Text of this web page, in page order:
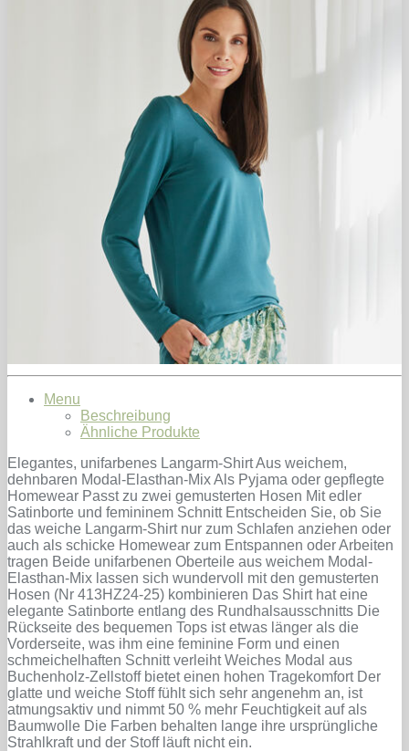
Menu
Beschreibung
Ähnliche Produkte
Elegantes, unifarbenes Langarm-Shirt Aus weichem,
dehnbaren Modal-Elasthan-Mix Als Pyjama oder gepflegte
Homewear Passt zu zwei gemusterten Hosen Mit edler
Satinborte und femininem Schnitt Entscheiden Sie, ob Sie
das weiche Langarm-Shirt nur zum Schlafen anziehen oder
auch als schicke Homewear zum Entspannen oder Arbeiten
tragen Beide unifarbenen Oberteile aus weichem Modal-
Elasthan-Mix lassen sich wundervoll mit den gemusterten
Hosen (Nr 413HZ24-25) kombinieren Das Shirt hat eine
elegante Satinborte entlang des Rundhalsausschnitts Die
Rückseite des bequemen Tops ist etwas länger als die
Vorderseite, was ihm eine feminine Form und einen
schmeichelhaften Schnitt verleiht Weiches Modal aus
Buchenholz-Zellstoff bietet einen hohen Tragekomfort Der
glatte und weiche Stoff fühlt sich sehr angenehm an, ist
atmungsaktiv und nimmt 50 % mehr Feuchtigkeit auf als
Baumwolle Die Farben behalten lange ihre ursprüngliche
Strahlkraft und der Stoff läuft nicht ein.